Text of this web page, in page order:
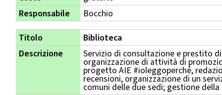
Responsabile
Bocchio
Titolo
Biblioteca
Descrizione
Servizio di consultazione e prestito
organizzazione di attività di
progetto AIE #ioleggoperché,
recensioni, organizzazione di un
comuni delle due sedi; gestione